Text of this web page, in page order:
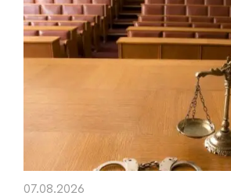
07.08.2026